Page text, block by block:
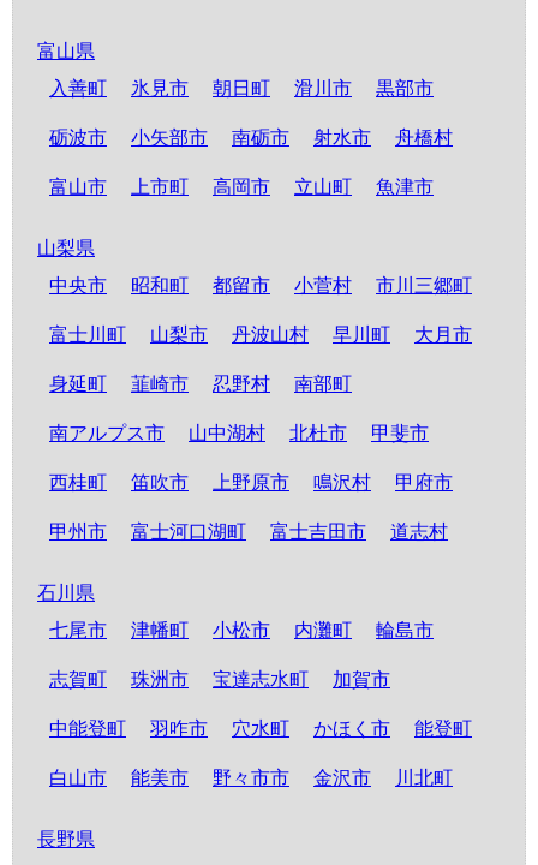
富山県
入善町
氷見市 朝日町 滑川市 黒部市
砺波市 小矢部市 南砺市 射水市 舟橋村
富山市 上市町 高岡市 立山町 魚津市
山梨県
中央市
昭和町 都留市 小菅村 市川三郷町
富士川町 山梨市 丹波山村 早川町 大月市
身延町 韮崎市 忍野村 南部町
南アルプス市 山中湖村 北杜市 甲斐市
西桂町 笛吹市 上野原市 鳴沢村 甲府市
甲州市 富士河口湖町 富士吉田市 道志村
石川県
七尾市
津幡町 小松市 内灘町 輪島市
志賀町 珠洲市 宝達志水町 加賀市
中能登町 羽咋市 穴水町 かほく市 能登町
白山市 能美市 野々市市 金沢市 川北町
長野県